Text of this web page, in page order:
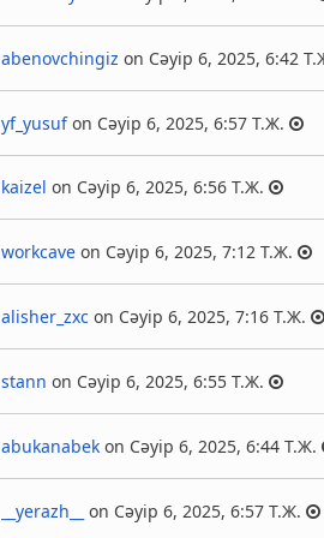
abenovchingiz on Сәуір 6, 2025, 6:42
yf_yusuf on Сәуір 6, 2025, 6:57 Т.Ж.
kaizel on Сәуір 6, 2025, 6:56 Т.Ж.
workcave on Сәуір 6, 2025, 7:12 Т.Ж.
alisher_zxc on Сәуір 6, 2025, 7:16 Т.Ж.
stann on Сәуір 6, 2025, 6:55 Т.Ж.
abukanabek on Сәуір 6, 2025, 6:44 Т.Ж.
__yerazh__ on Сәуір 6, 2025, 6:57 Т.Ж.